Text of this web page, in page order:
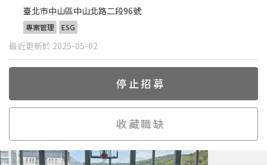
臺北市中山區中山北路二段96號
專案管理 ESG
最近更新於 2025-05-02
停止招募
收藏職缺